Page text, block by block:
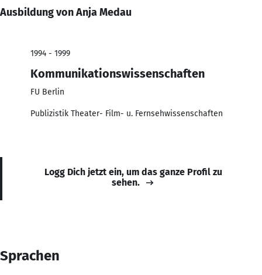
Ausbildung von Anja Medau
1994 - 1999
Kommunikationswissenschaften
FU Berlin
Publizistik Theater- Film- u. Fernsehwissenschaften
Logg Dich jetzt ein, um das ganze Profil zu
sehen.
Sprachen